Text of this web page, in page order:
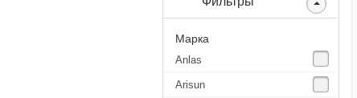
Марка
Anlas
Arisun